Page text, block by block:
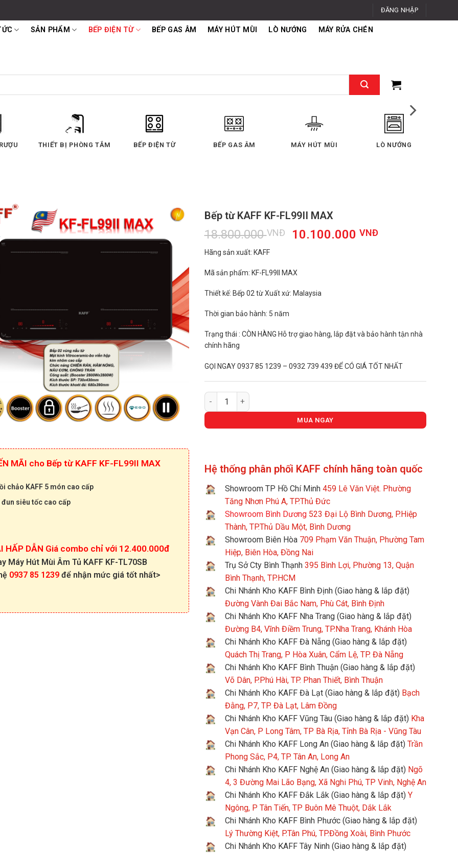
ĐĂNG NHẬP
SẢN PHẨM BẾP ĐIỆN TỪ BẾP GAS ÂM MÁY HÚT MÙI LÒ NƯỚNG MÁY RỬA CHÉN
MÙI LÒ NƯỚNG LÒ VI SÓNG MÁY RỬA CHÉN TỦ LẠNH MÁY GIẶT - SẤY
MÃI cho Bếp từ KAFF KF-FL99II MAX
chảo KAFF 5 món cao cấp
đun siêu tốc cao cấp
HẤP DẪN Giá combo chỉ với 12.400.000đ
Máy Hút Mùi Âm Tủ KAFF KF-TL70SB
0937 85 1239 để nhận mức giá tốt nhất>
Bếp từ KAFF KF-FL99II MAX
18.800.000VNĐ
Giá
18.800.000 VNĐ.
10.100.000 VNĐGiá
Hãng sản xuất: KAFF
Mã sản phẩm: KF-FL99II MAX
Thiết kế: Bếp 02 từ Xuất xứ: Malaysia
Thời gian bảo hành: 5 năm
Trạng thái : CÒN HÀNG Hỗ trợ giao hàng, lắp đặt và bảo hành tận nhà
chính hãng
GỌI NGAY 0937 85 1239 – 0932 739 439 ĐỂ CÓ GIÁ TỐT NHẤT
Bếp từ KAFF KF-FL99II MAX số lượng
MUA NGAY
Hệ thống phân phối KAFF chính hãng toàn quốc
Showroom TP Hồ Chí Minh 459 Lê Văn Việt. Phường
Tăng Nhơn Phú A, TP.Thủ Đức
Showroom Bình Dương 523 Đại Lộ Bình Dương, P.Hiệp
Thành, TP.Thủ Dầu Một, Bình Dương
Showroom Biên Hòa 709 Phạm Văn Thuận, Phường Tam
Hiệp, Biên Hòa, Đồng Nai
Trụ Sở Cty Bình Thạnh 395 Bình Lợi, Phường 13, Quận
Bình Thạnh, TP.HCM
Chi Nhánh Kho KAFF Bình Định (Giao hàng & lắp đặt)
Đường Vành Đai Bắc Nam, Phù Cát, Bình Định
Chi Nhánh Kho KAFF Nha Trang (Giao hàng & lắp đặt)
Đường B4, Vĩnh Điềm Trung, TP.Nha Trang, Khánh Hòa
Chi Nhánh Kho KAFF Đà Nẵng (Giao hàng & lắp đặt)
Quách Thị Trang, P Hòa Xuân, Cẩm Lệ, TP. Đà Nẵng
Chi Nhánh Kho KAFF Bình Thuận (Giao hàng & lắp đặt)
Võ Dân, P.Phú Hài, TP. Phan Thiết, Bình Thuận
Chi Nhánh Kho KAFF Đà Lạt (Giao hàng & lắp đặt) Bạch
Đằng, P7, TP. Đà Lạt, Lâm Đồng
Chi Nhánh Kho KAFF Vũng Tàu (Giao hàng & lắp đặt) Kha
Vạn Cân, P Long Tâm, TP Bà Rịa, Tỉnh Bà Rịa - Vũng Tàu
Chi Nhánh Kho KAFF Long An (Giao hàng & lắp đặt) Trần
Phong Sắc, P4, TP. Tân An, Long An
Chi Nhánh Kho KAFF Nghệ An (Giao hàng & lắp đặt) Ngõ
4, 3 Đường Mai Lão Bạng, Xã Nghi Phú, TP Vinh, Nghệ An
Chi Nhánh Kho KAFF Đắk Lắk (Giao hàng & lắp đặt) Y
Ngông, P Tân Tiến, TP Buôn Mê Thuột, Dắk Lắk
Chi Nhánh Kho KAFF Bình Phước (Giao hàng & lắp đặt)
Lý Thường Kiệt, P.Tân Phú, TP.Đồng Xoài, Bình Phước
Chi Nhánh Kho KAFF Tây Ninh (Giao hàng & lắp đặt)